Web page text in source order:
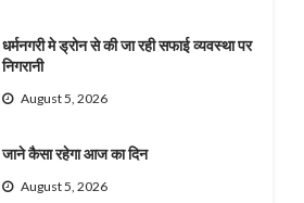
धर्मनगरी मे ड्रोन से की जा रही सफाई व्यवस्था पर
निगरानी
August 5, 2026
जाने कैसा रहेगा आज का दिन
August 5, 2026